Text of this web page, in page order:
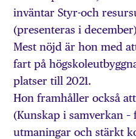
inväntar Styr-och
(presenteras i
Mest nöjd är hon med
fart på
platser till 2021.
Hon framhåller också
(Kunskap i samverkan –
utmaningar och stärkt